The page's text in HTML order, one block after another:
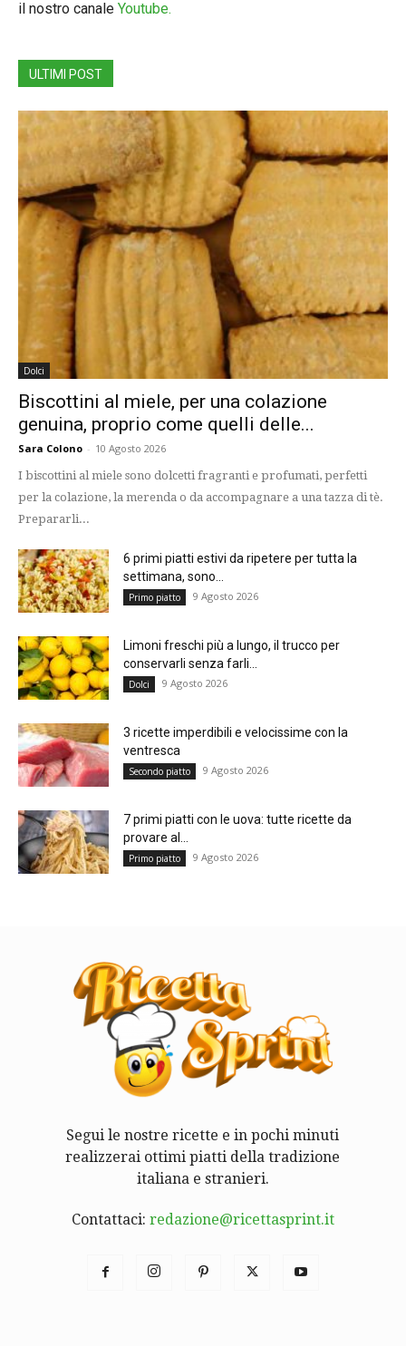
il nostro canale Youtube.
ULTIMI POST
Dolci
Biscottini al miele, per una colazione
genuina, proprio come quelli delle...
Sara Colono - 10 Agosto 2026
I biscottini al miele sono dolcetti fragranti e profumati, perfetti
per la colazione, la merenda o da accompagnare a una tazza di tè.
Prepararli...
6 primi piatti estivi da ripetere per tutta la
settimana, sono...
Primo piatto 9 Agosto 2026
Limoni freschi più a lungo, il trucco per
conservarli senza farli...
Dolci 9 Agosto 2026
3 ricette imperdibili e velocissime con la
ventresca
Secondo piatto 9 Agosto 2026
7 primi piatti con le uova: tutte ricette da
provare al...
Primo piatto 9 Agosto 2026
Segui le nostre ricette e in pochi minuti
realizzerai ottimi piatti della tradizione
italiana e stranieri.
Contattaci: redazione@ricettasprint.it